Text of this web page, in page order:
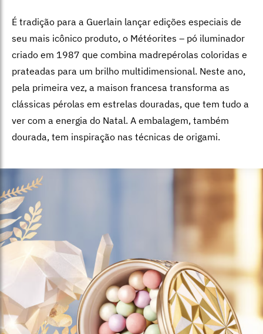
É tradição para a Guerlain lançar edições especiais de
seu mais icônico produto, o Météorites – pó iluminador
criado em 1987 que combina madrepérolas coloridas e
prateadas para um brilho multidimensional. Neste ano,
pela primeira vez, a maison francesa transforma as
clássicas pérolas em estrelas douradas, que tem tudo a
ver com a energia do Natal. A embalagem, também
dourada, tem inspiração nas técnicas de origami.